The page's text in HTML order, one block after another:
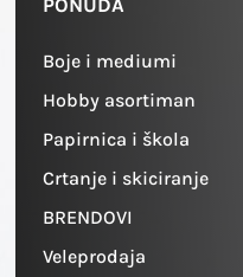
Boje i mediumi
Hobby asortiman
Papirnica i škola
Crtanje i skiciranje
BRENDOVI
Veleprodaja